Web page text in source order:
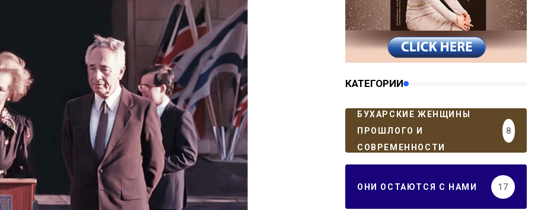
КАТЕГОРИИ
БУХАРСКИЕ ЖЕНЩИНЫ
ПРОШЛОГО И
СОВРЕМЕННОСТИ
8
ОНИ ОСТАЮТСЯ С НАМИ 17